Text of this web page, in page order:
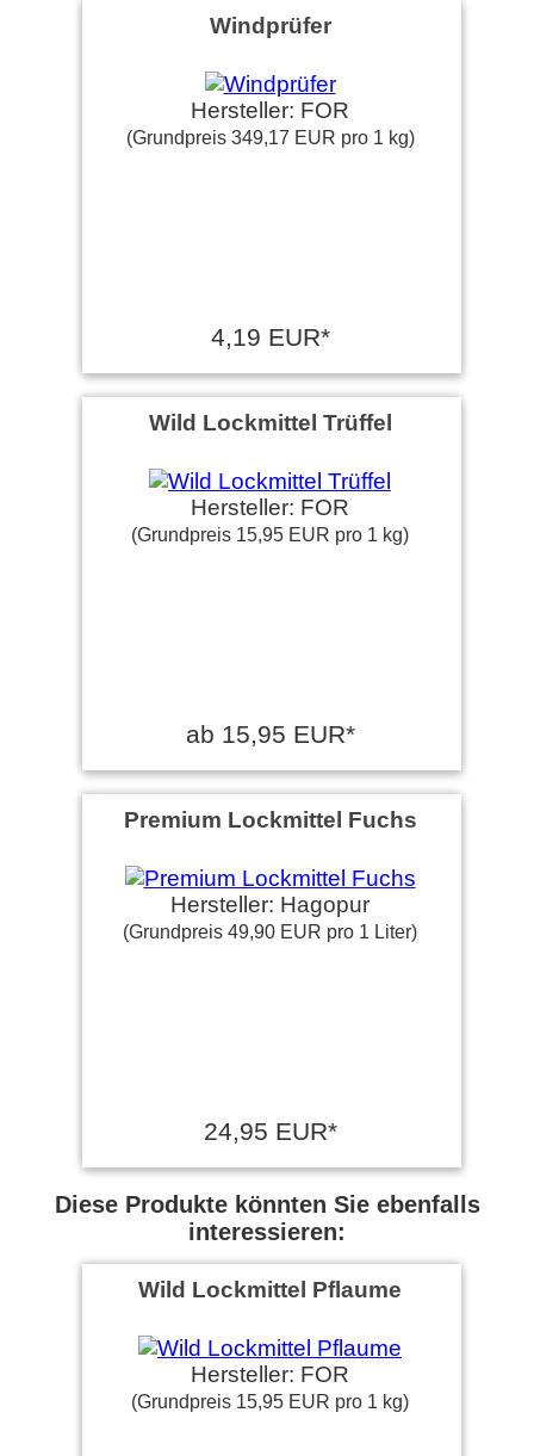
Windprüfer
Hersteller: FOR
(Grundpreis 349,17 EUR pro 1 kg)
4,19 EUR*
Wild Lockmittel Trüffel
Hersteller: FOR
(Grundpreis 15,95 EUR pro 1 kg)
ab 15,95 EUR*
Premium Lockmittel Fuchs
Hersteller: Hagopur
(Grundpreis 49,90 EUR pro 1 Liter)
24,95 EUR*
Diese Produkte könnten Sie ebenfalls
interessieren:
Wild Lockmittel Pflaume
Hersteller: FOR
(Grundpreis 15,95 EUR pro 1 kg)